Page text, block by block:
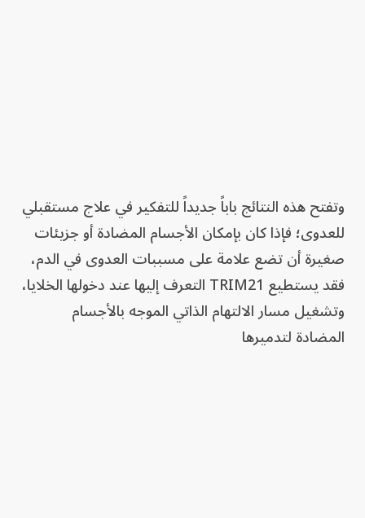
وتفتح هذه النتائج باباً جديداً للتفكير في علاج مستقبلي
للعدوى؛ فإذا كان بإمكان الأجسام المضادة أو جزيئات
صغيرة أن تضع علامة على مسببات العدوى في الدم،
فقد يستطيع TRIM21 التعرف إليها عند دخولها الخلايا،
وتشغيل مسار الالتهام الذاتي الموجه بالأجسام
المضادة لتدميرها